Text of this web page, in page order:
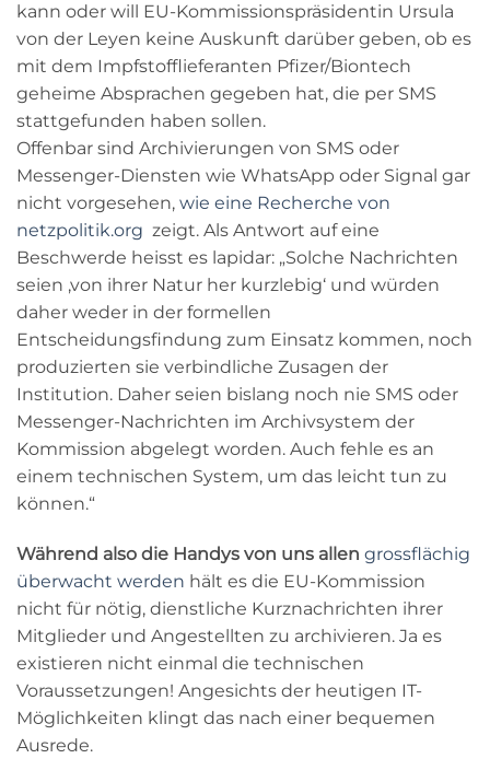
kann oder will EU-Kommissionspräsidentin Ursula
von der Leyen keine Auskunft darüber geben, ob es
mit dem Impfstofflieferanten Pfizer/Biontech
geheime Absprachen gegeben hat, die per SMS
stattgefunden haben sollen.
Offenbar sind Archivierungen von SMS oder
Messenger-Diensten wie WhatsApp oder Signal gar
nicht vorgesehen, wie eine Recherche von
netzpolitik.org zeigt. Als Antwort auf eine
Beschwerde heisst es lapidar: „Solche Nachrichten
seien ‚von ihrer Natur her kurzlebig‘ und würden
daher weder in der formellen
Entscheidungsfindung zum Einsatz kommen, noch
produzierten sie verbindliche Zusagen der
Institution. Daher seien bislang noch nie SMS oder
Messenger-Nachrichten im Archivsystem der
Kommission abgelegt worden. Auch fehle es an
einem technischen System, um das leicht tun zu
können.“
Während also die Handys von uns allen grossflächig
überwacht werden hält es die EU-Kommission
nicht für nötig, dienstliche Kurznachrichten ihrer
Mitglieder und Angestellten zu archivieren. Ja es
existieren nicht einmal die technischen
Voraussetzungen! Angesichts der heutigen IT-
Möglichkeiten klingt das nach einer bequemen
Ausrede.